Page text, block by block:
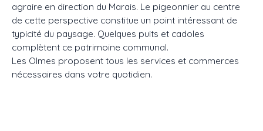
agraire en direction du Marais. Le pigeonnier au centre
de cette perspective constitue un point intéressant de
typicité du paysage. Quelques puits et cadoles
complètent ce patrimoine communal.
Les Olmes proposent tous les services et commerces
nécessaires dans votre quotidien.